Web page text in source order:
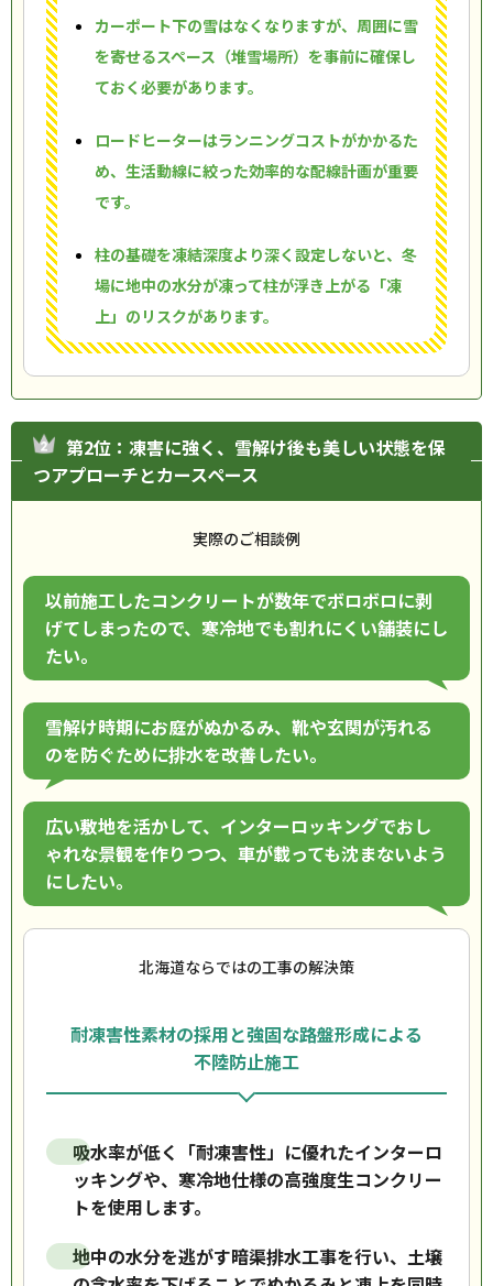
カーポート下の雪はなくなりますが、周囲に雪
を寄せるスペース（堆雪場所）を事前に確保し
ておく必要があります。
ロードヒーターはランニングコストがかかるた
め、生活動線に絞った効率的な配線計画が重要
です。
柱の基礎を凍結深度より深く設定しないと、冬
場に地中の水分が凍って柱が浮き上がる「凍
上」のリスクがあります。
第2位：凍害に強く、雪解け後も美しい状態を保
つアプローチとカースペース
実際のご相談例
以前施工したコンクリートが数年でボロボロに剥
げてしまったので、寒冷地でも割れにくい舗装にし
たい。
雪解け時期にお庭がぬかるみ、靴や玄関が汚れる
のを防ぐために排水を改善したい。
広い敷地を活かして、インターロッキングでおし
ゃれな景観を作りつつ、車が載っても沈まないよう
にしたい。
北海道ならではの工事の解決策
耐凍害性素材の採用と強固な路盤形成による
不陸防止施工
吸水率が低く「耐凍害性」に優れたインターロ
ッキングや、寒冷地仕様の高強度生コンクリー
トを使用します。
地中の水分を逃がす暗渠排水工事を行い、土壌